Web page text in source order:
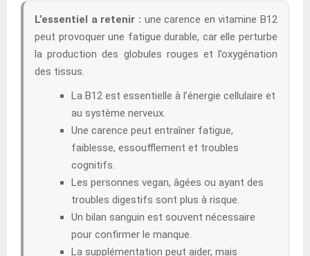
L’essentiel a retenir : une carence en vitamine B12
peut provoquer une fatigue durable, car elle perturbe
la production des globules rouges et l’oxygénation
des tissus.
La B12 est essentielle à l’énergie cellulaire et
au système nerveux.
Une carence peut entraîner fatigue,
faiblesse, essoufflement et troubles
cognitifs.
Les personnes vegan, âgées ou ayant des
troubles digestifs sont plus à risque.
Un bilan sanguin est souvent nécessaire
pour confirmer le manque.
La supplémentation peut aider, mais